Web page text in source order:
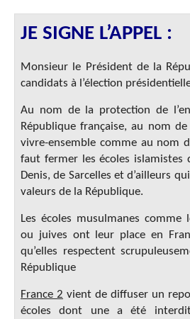
JE SIGNE L’APPEL :
Monsieur le Président de la
candidats à l’élection
Au nom de la protection de
République française, au nom
vivre-ensemble comme au nom
faut fermer les écoles islamistes
Denis, de Sarcelles et d’ailleurs
valeurs de la République.
Les écoles musulmanes comme
ou juives ont leur place en
qu’elles respectent
République
France 2 vient de diffuser un
écoles dont une a été